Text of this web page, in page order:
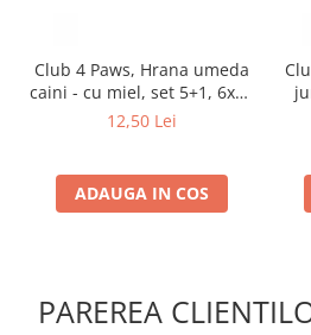
Club 4 Paws, Hrana umeda
caini - cu miel, set 5+1, 6x80
g
12,50 Lei
ADAUGA IN COS
PAREREA